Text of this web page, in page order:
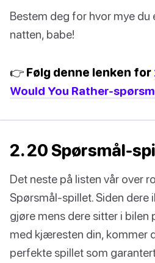
Bestem deg for hvor mye du
natten, babe!
👉 Følg denne lenken for
Would You Rather-
2. 20 Spørsmål-
Det neste på listen vår over
Spørsmål-spillet. Siden dere
gjøre mens dere sitter i bilen
med kjæresten din, kommer
perfekte spillet som